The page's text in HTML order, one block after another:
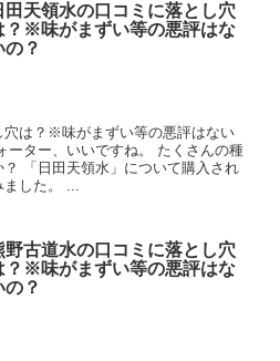
田天領水の口コミに落とし穴
？※味がまずい等の悪評はな
の？
穴は？※味がまずい等の悪評はない
ーター、いいですね。 たくさんの種
「日田天領水」について購入され
した。 ...
野古道水の口コミに落とし穴
？※味がまずい等の悪評はな
の？